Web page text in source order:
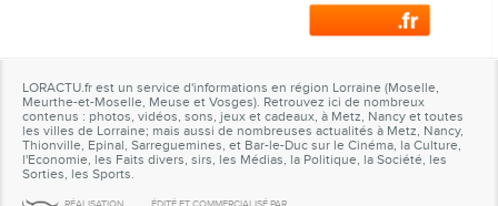
LORACTU.fr est un service d'informations en région Lorraine (Moselle,
Meurthe-et-Moselle, Meuse et Vosges). Retrouvez ici de nombreux
contenus : photos, vidéos, sons, jeux et cadeaux, à Metz, Nancy et toutes
les villes de Lorraine; mais aussi de nombreuses actualités à Metz, Nancy,
Thionville, Epinal, Sarreguemines, et Bar-le-Duc sur le Cinéma, la Culture,
l'Economie, les Faits divers, sirs, les Médias, la Politique, la Société, les
Sorties, les Sports.